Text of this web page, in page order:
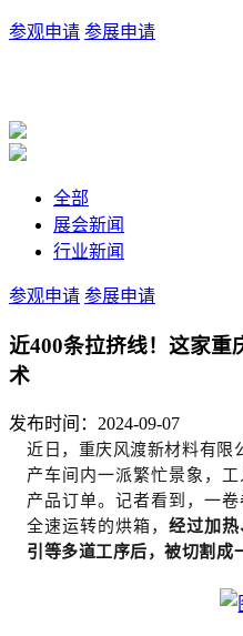
参观申请 参展申请
全部
展会新闻
行业新闻
参观申请 参展申请
近400条拉挤线！这家重
术
发布时间：2024-09-07
近日，重庆风渡新材料有限
产车间内一派繁忙景象，
产品订单。记者看到，一
全速运转的烘箱，经过加
引等多道工序后，被切割成